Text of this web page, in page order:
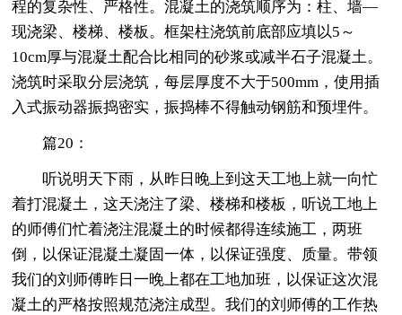
程的复杂性、严格性。混凝土的浇筑顺序为：柱、墙—
现浇梁、楼梯、楼板。框架柱浇筑前底部应填以5～
10cm厚与混凝土配合比相同的砂浆或减半石子混凝土。
浇筑时采取分层浇筑，每层厚度不大于500mm，使用插
入式振动器振捣密实，振捣棒不得触动钢筋和预埋件。
篇20：
听说明天下雨，从昨日晚上到这天工地上就一向忙
着打混凝土，这天浇注了梁、楼梯和楼板，听说工地上
的师傅们忙着浇注混凝土的时候都得连续施工，两班
倒，以保证混凝土凝固一体，以保证强度、质量。带领
我们的刘师傅昨日一晚上都在工地加班，以保证这次混
凝土的严格按照规范浇注成型。我们的刘师傅的工作热